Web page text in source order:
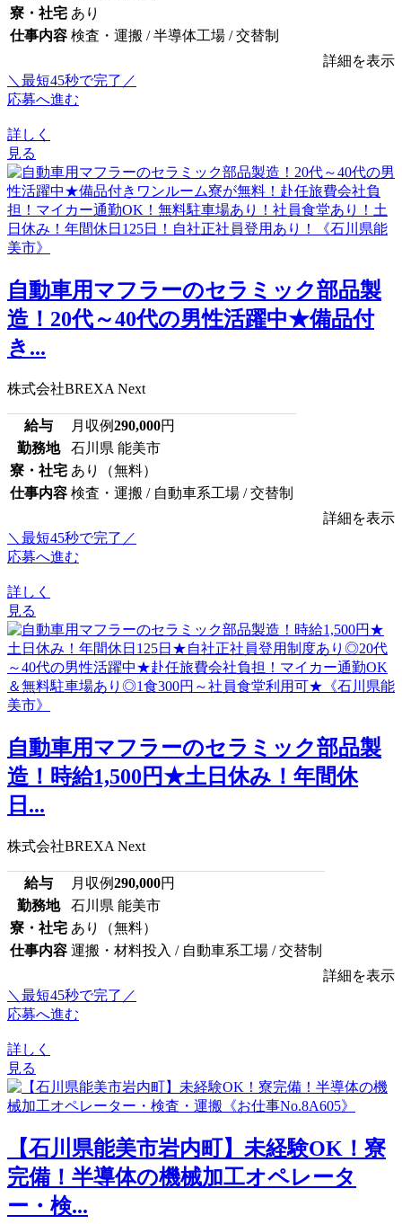
寮・社宅 あり
仕事内容 検査・運搬 / 半導体工場 / 交替制
詳細を表示
＼最短45秒で完了／
応募へ進む
詳しく
見る
自動車用マフラーのセラミック部品製
造！20代～40代の男性活躍中★備品付
き...
株式会社BREXA Next
給与 月収例290,000円
勤務地
石川県 能美市
寮・社宅 あり（無料）
仕事内容 検査・運搬 / 自動車系工場 / 交替制
詳細を表示
＼最短45秒で完了／
応募へ進む
詳しく
見る
自動車用マフラーのセラミック部品製
造！時給1,500円★土日休み！年間休
日...
株式会社BREXA Next
給与 月収例290,000円
勤務地
石川県 能美市
寮・社宅 あり（無料）
仕事内容 運搬・材料投入 / 自動車系工場 / 交替制
詳細を表示
＼最短45秒で完了／
応募へ進む
詳しく
見る
【石川県能美市岩内町】未経験OK！寮
完備！半導体の機械加工オペレータ
ー・検...